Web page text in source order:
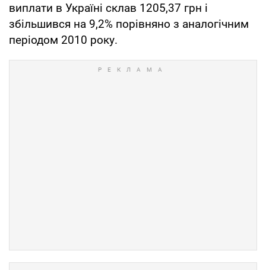
виплати в Україні склав 1205,37 грн і
збільшився на 9,2% порівняно з аналогічним
періодом 2010 року.